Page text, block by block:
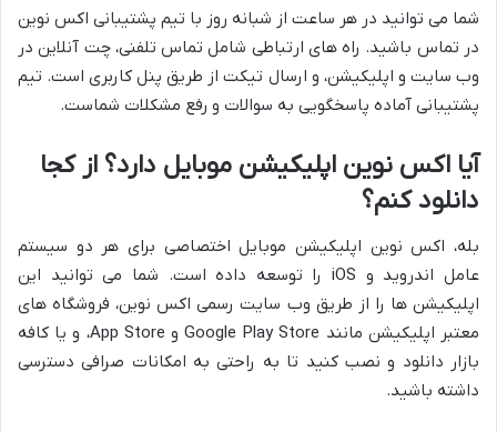
شما می توانید در هر ساعت از شبانه روز با تیم پشتیبانی اکس نوین
در تماس باشید. راه های ارتباطی شامل تماس تلفنی، چت آنلاین در
وب سایت و اپلیکیشن، و ارسال تیکت از طریق پنل کاربری است. تیم
پشتیبانی آماده پاسخگویی به سوالات و رفع مشکلات شماست.
آیا اکس نوین اپلیکیشن موبایل دارد؟ از کجا
دانلود کنم؟
بله، اکس نوین اپلیکیشن موبایل اختصاصی برای هر دو سیستم
عامل اندروید و iOS را توسعه داده است. شما می توانید این
اپلیکیشن ها را از طریق وب سایت رسمی اکس نوین، فروشگاه های
معتبر اپلیکیشن مانند Google Play Store و App Store، و یا کافه
بازار دانلود و نصب کنید تا به راحتی به امکانات صرافی دسترسی
داشته باشید.